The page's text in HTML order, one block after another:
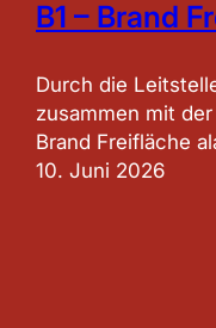
B1 – Brand
Durch die
zusammen mit
Brand Freifläche
10. Juni 2026